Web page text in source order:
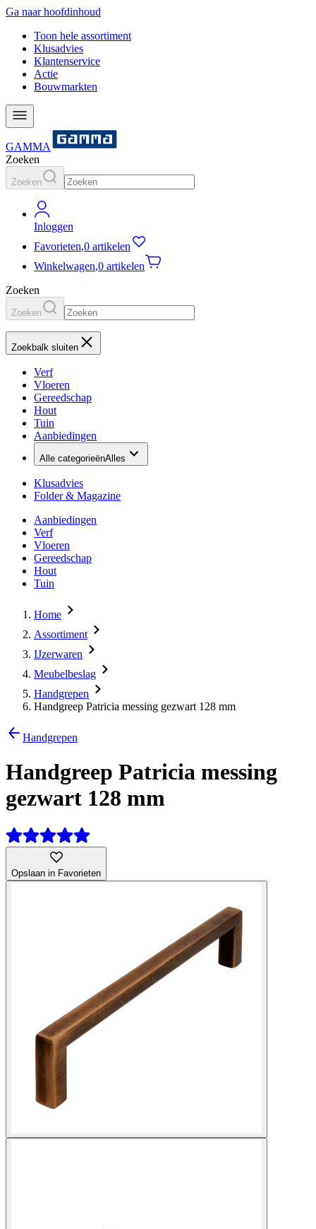
Ga naar hoofdinhoud
Toon hele assortiment
Klusadvies
Klantenservice
Actie
Bouwmarkten
GAMMA
Zoeken
Zoeken
Inloggen
Favorieten,0 artikelen
Winkelwagen,0 artikelen
Zoeken
Zoeken
Zoekbalk sluiten
Verf
Vloeren
Gereedschap
Hout
Tuin
Aanbiedingen
Alle categorieënAlles
Klusadvies
Folder & Magazine
Aanbiedingen
Verf
Vloeren
Gereedschap
Hout
Tuin
Home
Assortiment
IJzerwaren
Meubelbeslag
Handgrepen
Handgreep Patricia messing gezwart 128 mm
Handgrepen
Handgreep Patricia messing
gezwart 128 mm
Opslaan in Favorieten